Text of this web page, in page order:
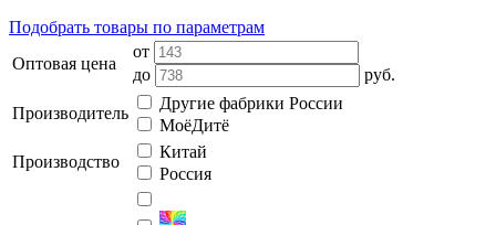
Подобрать товары по параметрам
Оптовая цена
от
до
руб.
Производитель
Другие фабрики России
МоёДитё
Производство
Китай
Россия